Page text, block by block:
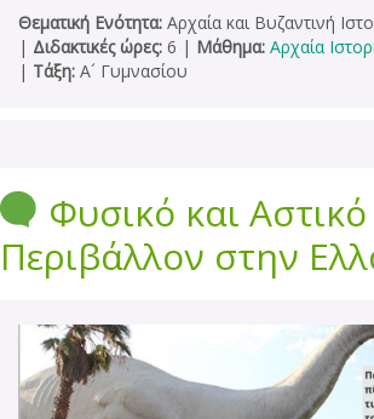
Θεματική Ενότητα: Αρχαία και Βυζαντινή
| Διδακτικές ώρες: 6 | Μάθημα: Αρχαία
| Τάξη: Α´ Γυμνασίου
Φυσικό και Αστικό
Περιβάλλον στην